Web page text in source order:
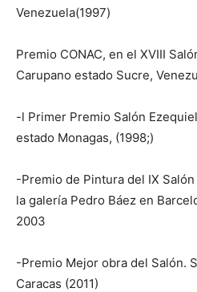
Venezuela(1997)
Premio CONAC, en el XVIII
Carupano estado Sucre,
-l Primer Premio Salón
estado Monagas, (1998;)
-Premio de Pintura del IX
la galería Pedro Báez en
2003
-Premio Mejor obra del Salón.
Caracas (2011)